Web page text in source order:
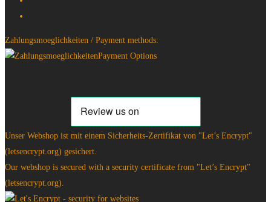
Zahlungsmoeglichkeiten / Payment methods:
Unser Webshop ist mit einem Sicherheits-Zertifikat von "Let’s Encrypt"
(letsencrypt.org) gesichert.
Our webshop is secured with a security certificate from "Let’s Encrypt"
(letsencrypt.org).